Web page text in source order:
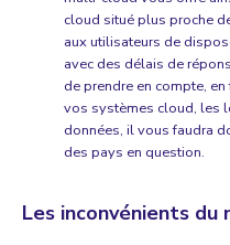
cloud situé plus proche
aux utilisateurs de
avec des délais de
de prendre en compte,
vos systèmes cloud, les
données, il vous faudra
des pays en question.
Les inconvénients du